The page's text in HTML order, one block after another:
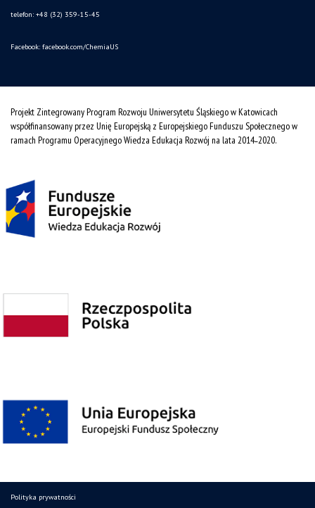
telefon: +48 (32) 359-15-45
Facebook: facebook.com/ChemiaUS
Projekt Zintegrowany Program Rozwoju Uniwersytetu Śląskiego w Katowicach
współfinansowany przez Unię Europejską z Europejskiego Funduszu Społecznego w
ramach Programu Operacyjnego Wiedza Edukacja Rozwój na lata 2014˗2020.
Polityka prywatności